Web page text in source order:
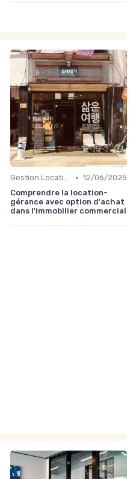
Gestion Locative et Asset Management • 12/06/2025
Comprendre la location-
gérance avec option d'achat
dans l'immobilier commercial